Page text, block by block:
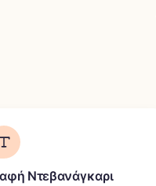
Ντεβανάγκαρι